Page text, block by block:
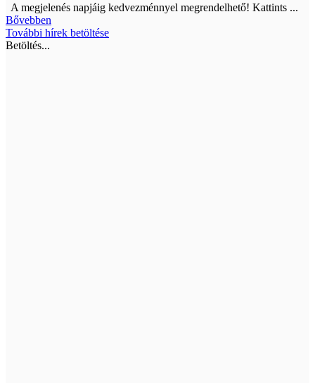
A megjelenés napjáig kedvezménnyel megrendelhető! Kattints ...
Bővebben
További hírek betöltése
Betöltés...